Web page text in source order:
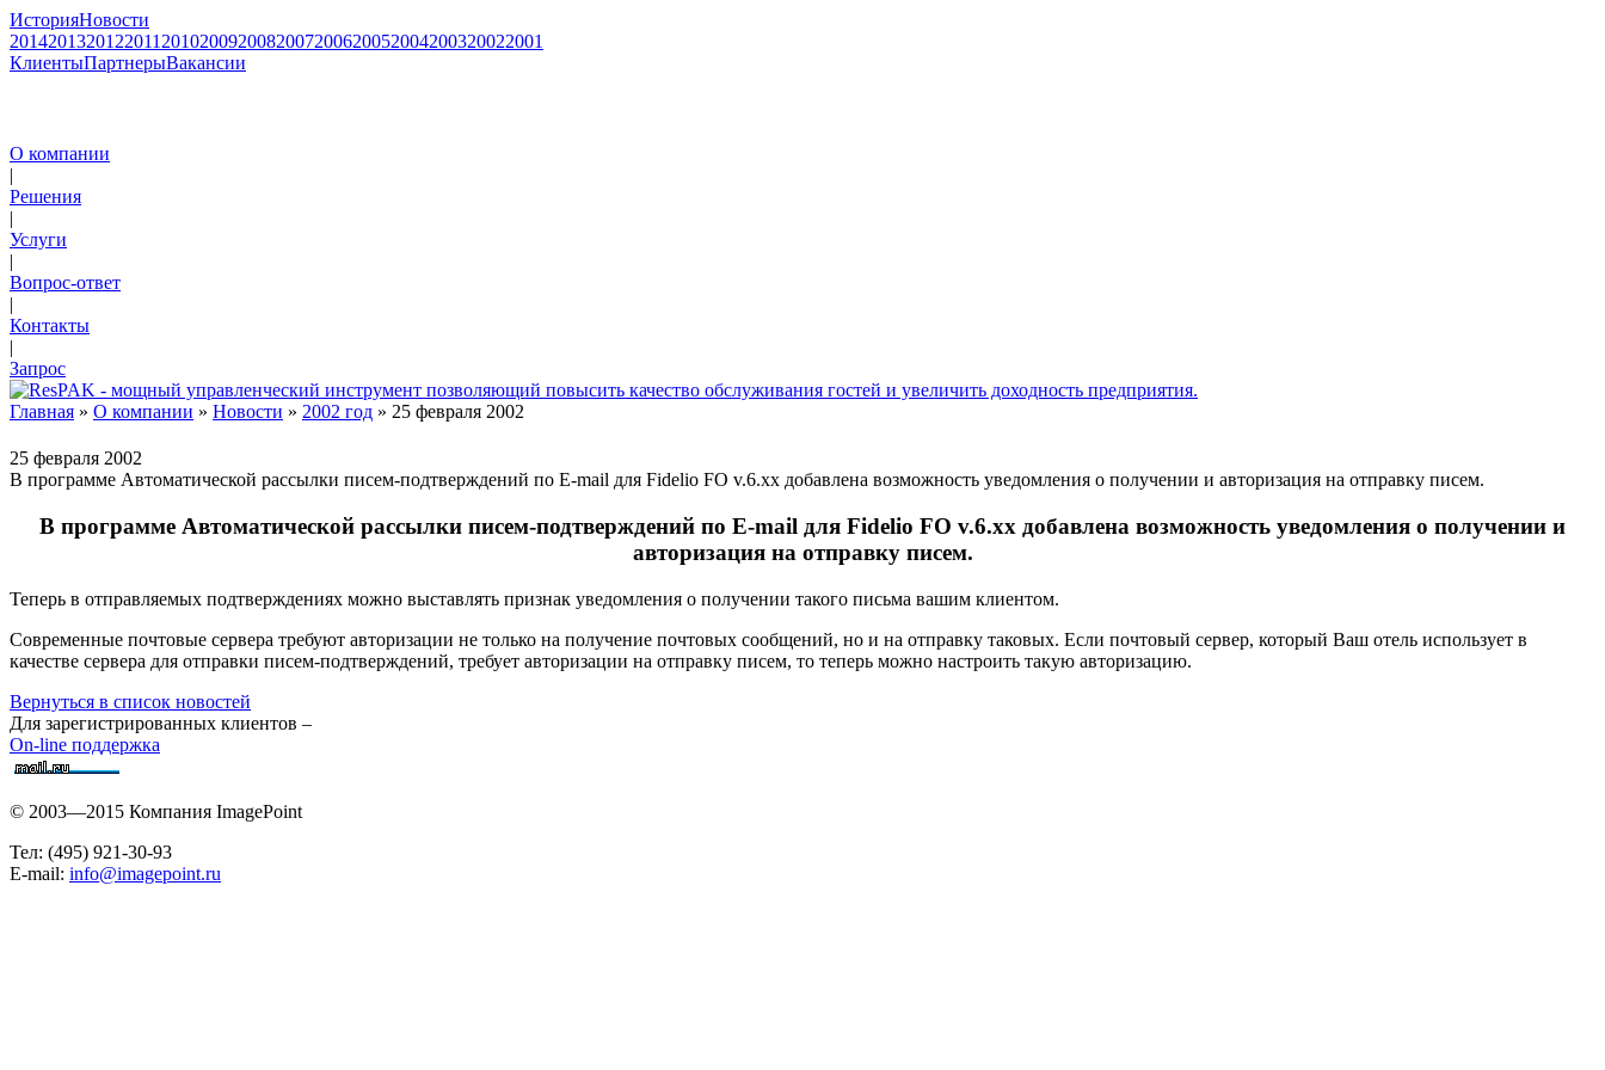
ИсторияНовости
2014201320122011 2010200920082007200620052004200320022001
КлиентыПартнерыВакансии
О компании
|
Решения
|
Услуги
|
Вопрос-ответ
|
Контакты
|
Запрос
Главная » О компании » Новости » 2002 год » 25 февраля 2002
25 февраля 2002
В программе Автоматической рассылки писем-подтверждений по E-mail для Fidelio FO v.6.xx добавлена возможность уведомления о получении и авторизация на отправку писем.
В программе Автоматической рассылки писем-подтверждений по E-mail для Fidelio FO v.6.xx добавлена возможность уведомления о получении и
авторизация на отправку писем.
Теперь в отправляемых подтверждениях можно выставлять признак уведомления о получении такого письма вашим клиентом.
Современные почтовые сервера требуют авторизации не только на получение почтовых сообщений, но и на отправку таковых. Если почтовый сервер, который Ваш отель использует в
качестве сервера для отправки писем-подтверждений, требует авторизации на отправку писем, то теперь можно настроить такую авторизацию.
Вернуться в список новостей
Для зарегистрированных клиентов –
On-line поддержка
© 2003—2015 Компания ImagePoint
Тел: (495) 921-30-93
E-mail: info@imagepoint.ru